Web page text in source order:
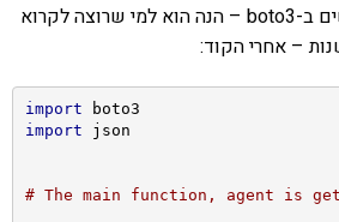
קודם כל הקוד, משתמשים ב-boto3 – הנה הוא למי שרוצה לקרוא
– אחרי הקוד:
import
import json
# The main function, agent is